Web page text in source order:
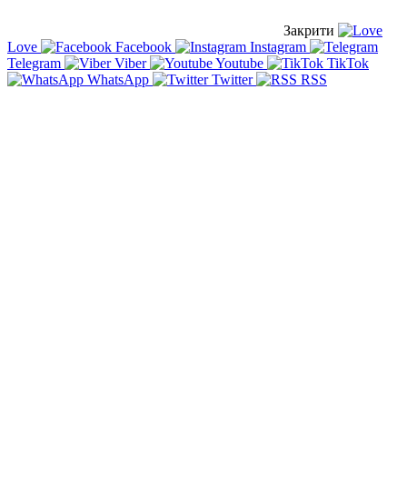
Закрити
Love
Facebook
Instagram
Telegram
Viber Youtube
TikTok
WhatsApp
Twitter RSS